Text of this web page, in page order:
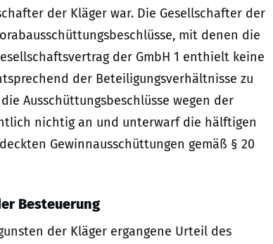
der Kläger war. Die Gesellschafter der
mit denen die
der GmbH 1 enthielt keine
der Beteiligungsverhältnisse zu
Ausschüttungsbeschlüsse wegen der
nichtig an und unterwarf die hälftigen
Gewinnausschüttungen gemäß § 20
Besteuerung
der Kläger ergangene Urteil des